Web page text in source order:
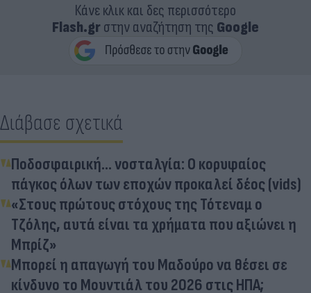
Κάνε κλικ και δες περισσότερο
Flash.grστην αναζήτηση της Google
Διάβασε σχετικά
Ποδοσφαιρική... νοσταλγία: Ο κορυφαίος
πάγκος όλων των εποχών προκαλεί δέος (vids)
«Στους πρώτους στόχους της Τότεναμ ο
Τζόλης, αυτά είναι τα χρήματα που αξιώνει η
Μπρίζ»
Μπορεί η απαγωγή του Μαδούρο να θέσει σε
κίνδυνο το Μουντιάλ του 2026 στις ΗΠΑ;